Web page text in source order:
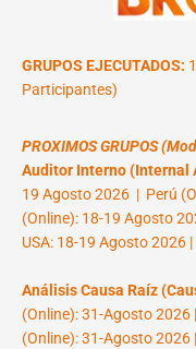
GRUPOS EJECUTADOS:
Participantes)
PROXIMOS GRUPOS
Auditor Interno (Internal
19 Agosto 2026 | Perú
(Online): 18-19 Agosto
USA: 18-19 Agosto 2026
Análisis Causa Raíz
(Online): 31-Agosto 2026
(Online): 31-Agosto 2026